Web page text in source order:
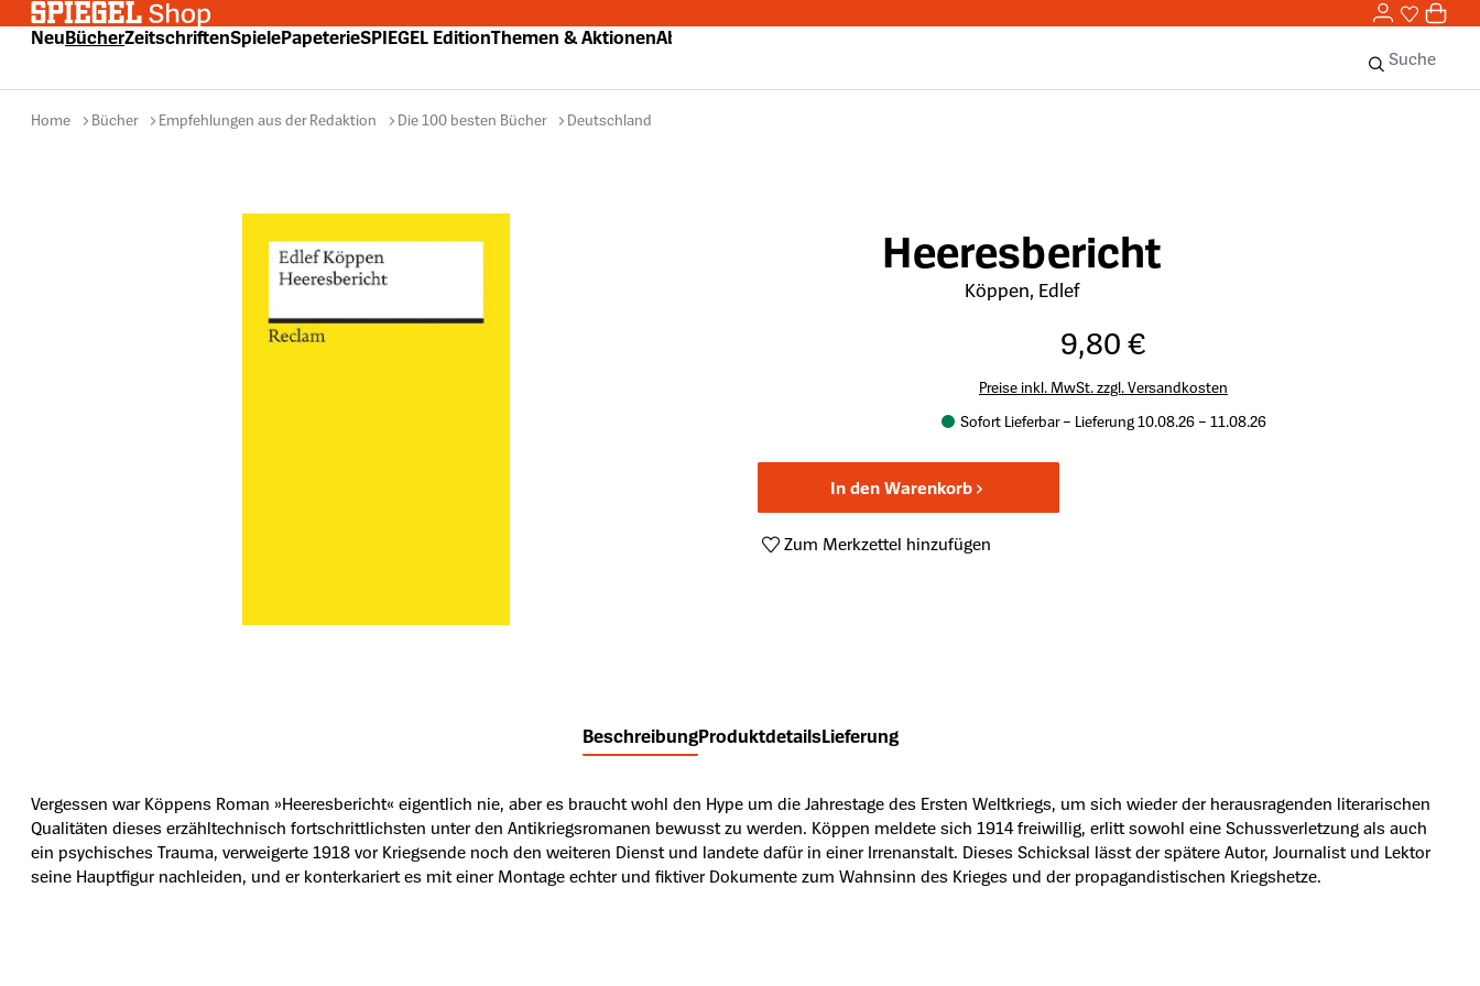
Hauptinhalt springen
Zur Suche springen
Zur Hauptnavigation springen 0,00
0
NeuBücherZeitschriftenSpielePapeterieSPIEGEL EditionThemen & AktionenAbo
Suche
Home Bücher Empfehlungen aus der Redaktion Die 100 besten Bücher Deutschland
Heeresbericht
Köppen, Edlef
9,80 €
Preise inkl. MwSt. zzgl. Versandkosten
Sofort Lieferbar – Lieferung 10.08.26 – 11.08.26
In den Warenkorb
Zum Merkzettel hinzufügen
BeschreibungProduktdetailsLieferung
Vergessen war Köppens Roman »Heeresbericht« eigentlich nie, aber es braucht wohl den Hype um die Jahrestage des Ersten Weltkriegs, um sich wieder der herausragenden literarischen
Qualitäten dieses erzähltechnisch fortschrittlichsten unter den Antikriegsromanen bewusst zu werden. Köppen meldete sich 1914 freiwillig, erlitt sowohl eine Schussverletzung als auch
ein psychisches Trauma, verweigerte 1918 vor Kriegsende noch den weiteren Dienst und landete dafür in einer Irrenanstalt. Dieses Schicksal lässt der spätere Autor, Journalist und Lektor
seine Hauptfigur nachleiden, und er konterkariert es mit einer Montage echter und fiktiver Dokumente zum Wahnsinn des Krieges und der propagandistischen Kriegshetze.